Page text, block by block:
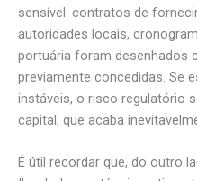
sensível: contratos de
autoridades locais,
portuária foram desenhados
previamente concedidas. Se
instáveis, o risco regulatório
capital, que acaba
É útil recordar que, do outro